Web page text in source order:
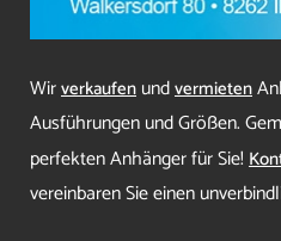
Wirverkaufen undvermieten
Ausführungen und Größen.
perfekten Anhänger für Sie!
vereinbaren Sie einen